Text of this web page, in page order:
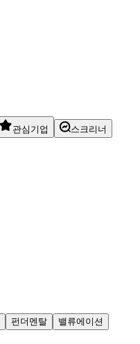
관심기업
스크리너
펀더멘탈
밸류에이션